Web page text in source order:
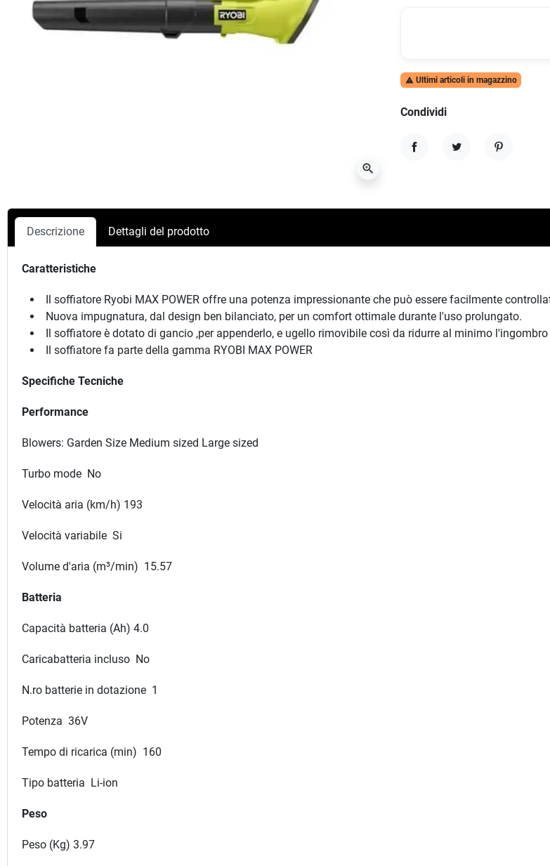
zoom_in
 Ultimi articoli in magazzino
Condividi
Descrizione Dettagli del prodotto
Caratteristiche
Il soffiatore Ryobi MAX POWER offre una potenza impressionante che può essere facilmente
Nuova impugnatura, dal design ben bilanciato, per un comfort ottimale durante l'uso prolungato.
Il soffiatore è dotato di gancio ,per appenderlo, e ugello rimovibile così da ridurre al minimo
Il soffiatore fa parte della gamma RYOBI MAX POWER
Specifiche Tecniche
Performance
Blowers: Garden Size Medium sized Large sized
Turbo mode No
Velocità aria (km/h) 193
Velocità variabile Si
Volume d'aria (m³/min) 15.57
Batteria
Capacità batteria (Ah) 4.0
Caricabatteria incluso No
N.ro batterie in dotazione 1
Potenza 36V
Tempo di ricarica (min) 160
Tipo batteria Li-ion
Peso
Peso (Kg) 3.97